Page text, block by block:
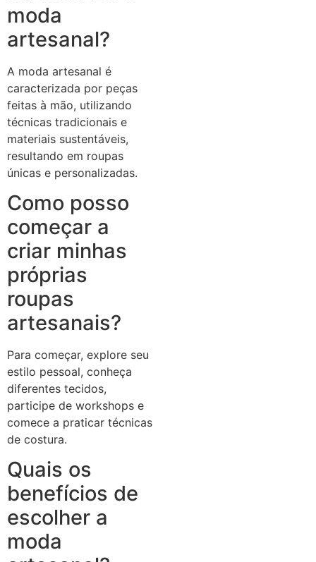
moda
artesanal?
A moda artesanal é
caracterizada por peças
feitas à mão, utilizando
técnicas tradicionais e
materiais sustentáveis,
resultando em roupas
únicas e personalizadas.
Como posso
começar a
criar minhas
próprias
roupas
artesanais?
Para começar, explore seu
estilo pessoal, conheça
diferentes tecidos,
participe de workshops e
comece a praticar técnicas
de costura.
Quais os
benefícios de
escolher a
moda